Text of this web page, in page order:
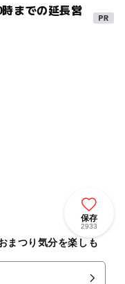
までの延長営
保存
2933
まつり気分を楽しも